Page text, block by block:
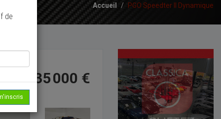
Accueil / PGO Speedter II Dynamique
35 000 €
de